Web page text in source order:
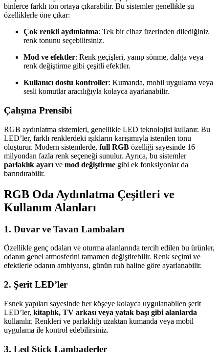
binlerce farklı ton ortaya çıkarabilir. Bu sistemler genellikle şu
özelliklerle öne çıkar:
Çok renkli aydınlatma: Tek bir cihaz üzerinden dilediğiniz
renk tonunu seçebilirsiniz.
Mod ve efektler: Renk geçişleri, yanıp sönme, dalga veya
renk değiştirme gibi çeşitli efektler.
Kullanıcı dostu kontroller: Kumanda, mobil uygulama veya
sesli komutlar aracılığıyla kolayca ayarlanabilir.
Çalışma Prensibi
RGB aydınlatma sistemleri, genellikle LED teknolojisi kullanır. Bu
LED’ler, farklı renklerdeki ışıkların karışımıyla istenilen tonu
oluşturur. Modern sistemlerde, full RGB özelliği sayesinde 16
milyondan fazla renk seçeneği sunulur. Ayrıca, bu sistemler
parlaklık ayarı ve mod değiştirme gibi ek fonksiyonlar da
barındırabilir.
RGB Oda Aydınlatma Çeşitleri ve
Kullanım Alanları
1. Duvar ve Tavan Lambaları
Özellikle genç odaları ve oturma alanlarında tercih edilen bu ürünler,
odanın genel atmosferini tamamen değiştirebilir. Renk seçimi ve
efektlerle odanın ambiyansı, günün ruh haline göre ayarlanabilir.
2. Şerit LED’ler
Esnek yapıları sayesinde her köşeye kolayca uygulanabilen şerit
LED’ler, kitaplık, TV arkası veya yatak başı gibi alanlarda
kullanılır. Renkleri ve parlaklığı uzaktan kumanda veya mobil
uygulama ile kontrol edebilirsiniz.
3. Led Stick Lambaderler